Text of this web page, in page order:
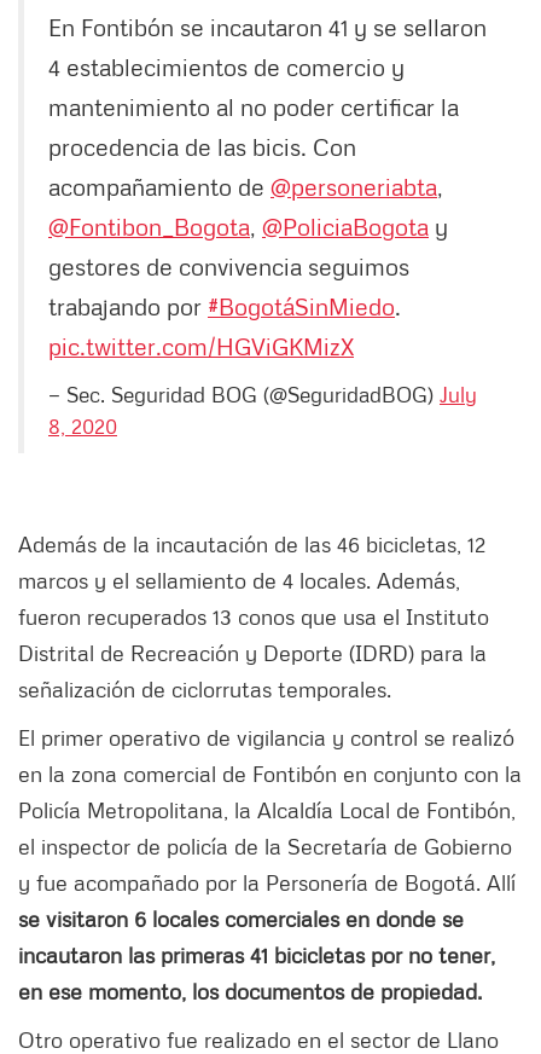
En Fontibón se incautaron 41 y se sellaron
4 establecimientos de comercio y
mantenimiento al no poder certificar la
procedencia de las bicis. Con
acompañamiento de @personeriabta
@Fontibon_Bogota @PoliciaBogota y
gestores de convivencia seguimos
trabajando por #BogotáSinMiedo.
pic.twitter.com/HGViGKMizX
— Sec. Seguridad BOG (@SeguridadBOG) July
8, 2020
Además de la incautación de las 46 bicicletas, 12
marcos y el sellamiento de 4 locales. Además,
fueron recuperados 13 conos que usa el Instituto
Distrital de Recreación y Deporte (IDRD) para la
señalización de ciclorrutas temporales.
El primer operativo de vigilancia y control se realizó
en la zona comercial de Fontibón en conjunto con la
Policía Metropolitana, la Alcaldía Local de Fontibón,
el inspector de policía de la Secretaría de Gobierno
y fue acompañado por la Personería de Bogotá. Allí
se visitaron 6 locales comerciales en donde se
incautaron las primeras 41 bicicletas por no tener,
en ese momento, los documentos de propiedad.
Otro operativo fue realizado en el sector de Llano